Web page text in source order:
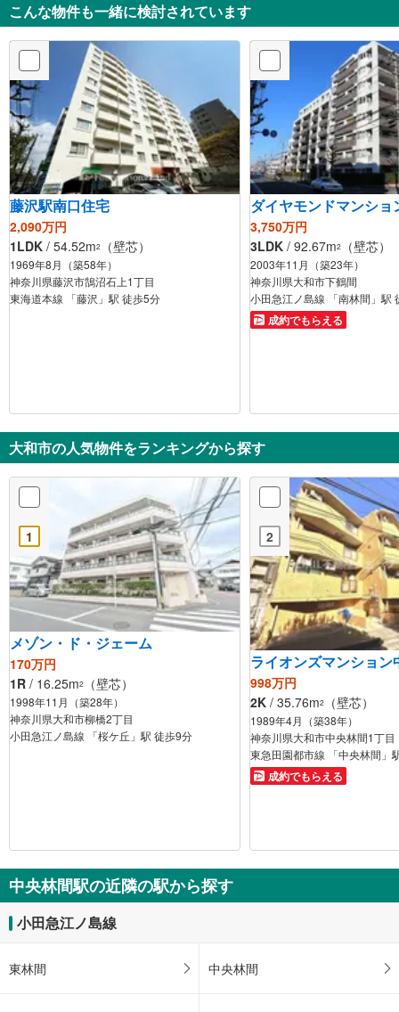
こんな物件も一緒に検討されています
藤沢駅南口住宅
2,090万円
1LDK / 54.52m2 （壁芯）
1969年8月（築58年）
神奈川県藤沢市鵠沼石上1丁目
東海道本線 「藤沢」駅 徒歩5分
ダイヤモンドマンショ
3,750万円
3LDK / 92.67m2 （壁芯）
2003年11月（築23年）
神奈川県大和市下鶴間
小田急江ノ島線 「南林間」駅
成約でもらえる
大和市の人気物件をランキングから探す
1
メゾン・ド・ジェーム
170万円
1R / 16.25m2 （壁芯）
1998年11月（築28年）
神奈川県大和市柳橋2丁目
小田急江ノ島線 「桜ケ丘」駅 徒歩9分
2
ライオンズマンション
998万円
2K / 35.76m2 （壁芯）
1989年4月（築38年）
神奈川県大和市中央林間1丁目
東急田園都市線 「中央林間」
成約でもらえる
中央林間駅の近隣の駅から探す
小田急江ノ島線
東林間 中央林間